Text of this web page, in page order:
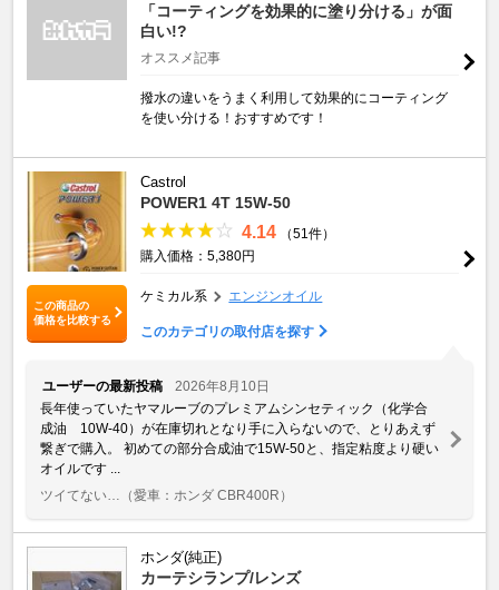
「コーティングを効果的に塗り分ける」が面
白い!?
オススメ記事
撥水の違いをうまく利用して効果的にコーティング
を使い分ける！おすすめです！
この商品の
価格を比較する
Castrol
POWER1 4T 15W-50
4.14
（51件）
購入価格：5,380円
ケミカル系 エンジンオイル
このカテゴリの取付店を探す
ユーザーの最新投稿
2026年8月10日
長年使っていたヤマルーブのプレミアムシンセティック（化学合
成油 10W-40）が在庫切れとなり手に入らないので、とりあえず
繋ぎで購入。 初めての部分合成油で15W-50と、指定粘度より硬い
オイルです ...
ツイてない…
（愛車：ホンダ CBR400R）
ホンダ(純正)
カーテシランプ/レンズ